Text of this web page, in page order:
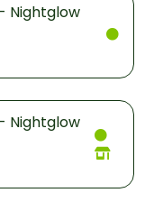
Nightglow
Nightglow